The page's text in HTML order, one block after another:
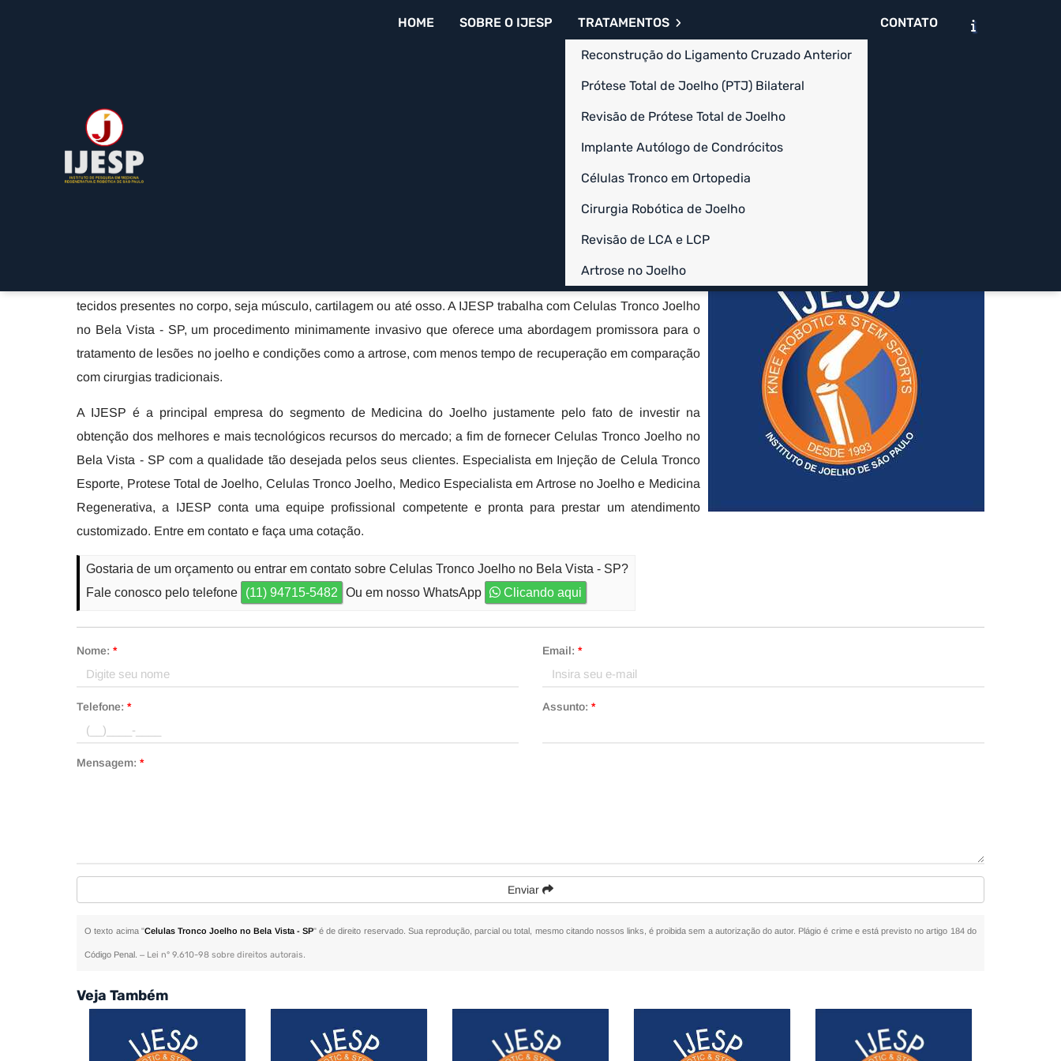
TRATAMENTOS
Reconstrução do Ligamento Cruzado Anterior
Artrose no Joelho
Celulas Tronco Joelho no Bela Vista -
SP
Solicite um Orçamento
tecidos presentes no corpo, seja músculo, cartilagem ou até osso. A IJESP trabalha com Celulas Tronco Joelho
no Bela Vista - SP, um procedimento minimamente invasivo que oferece uma abordagem promissora para o
tratamento de lesões no joelho e condições como a artrose, com menos tempo de recuperação em comparação
com cirurgias tradicionais.
A IJESP é a principal empresa do segmento de Medicina do Joelho justamente pelo fato de investir na
obtenção dos melhores e mais tecnológicos recursos do mercado; a fim de fornecer Celulas Tronco Joelho no
Bela Vista - SP com a qualidade tão desejada pelos seus clientes. Especialista em Injeção de Celula Tronco
Esporte, Protese Total de Joelho, Celulas Tronco Joelho, Medico Especialista em Artrose no Joelho e Medicina
Regenerativa, a IJESP conta uma equipe profissional competente e pronta para prestar um atendimento
customizado. Entre em contato e faça uma cotação.
Gostaria de um orçamento ou entrar em contato sobre Celulas Tronco Joelho no Bela Vista - SP?
Fale conosco pelo telefone
(11) 94715-5482 Ou em nosso WhatsApp Clicando aqui
Nome:* Email: *
Telefone:* Assunto: *
Mensagem:*
Enviar
O texto acima "Celulas Tronco Joelho no Bela Vista - SP" é de direito reservado. Sua reprodução, parcial ou total, mesmo citando nossos links, é proibida sem a autorização do autor. Plágio é crime e está previsto no artigo 184 do
Código Penal. – Lei n° 9.610-98 sobre direitos autorais.
Veja Também